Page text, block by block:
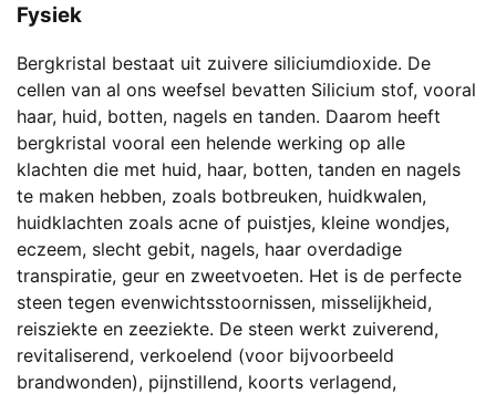
Fysiek
Bergkristal bestaat uit zuivere siliciumdioxide. De
cellen van al ons weefsel bevatten Silicium stof, vooral
haar, huid, botten, nagels en tanden. Daarom heeft
bergkristal vooral een helende werking op alle
klachten die met huid, haar, botten, tanden en nagels
te maken hebben, zoals botbreuken, huidkwalen,
huidklachten zoals acne of puistjes, kleine wondjes,
eczeem, slecht gebit, nagels, haar overdadige
transpiratie, geur en zweetvoeten. Het is de perfecte
steen tegen evenwichtsstoornissen, misselijkheid,
reisziekte en zeeziekte. De steen werkt zuiverend,
revitaliserend, verkoelend (voor bijvoorbeeld
brandwonden), pijnstillend, koorts verlagend,